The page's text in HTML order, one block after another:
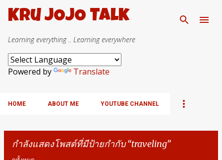
ข้ามไปที่เนื้อหาหลัก
Kru JOJO Talk
Learning everything .. Learning everywhere
Powered by Translate
HOME ABOUT ME YOUTUBE CHANNEL
กำลังแสดงโพสต์ที่มีป้ายกำกับ traveling